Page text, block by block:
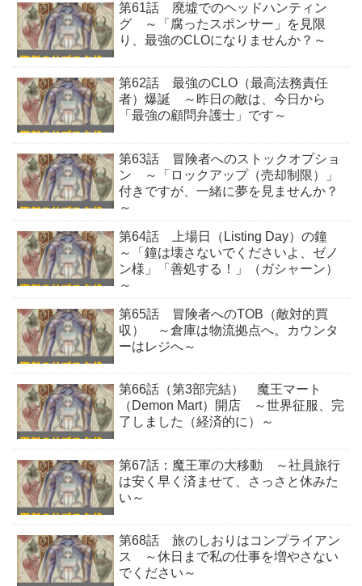
第61話 廃墟でのヘッドハンティン
グ ～「腐ったスポンサー」を見限
り、最強のCLOになりませんか？～
第62話 最強のCLO（最高法務責任
者）爆誕 ～昨日の敵は、今日から
「最強の顧問弁護士」です～
第63話 冒険者へのストックオプショ
ン ～「ロックアップ（売却制限）」
付きですが、一緒に夢を見ませんか？
～
第64話 上場日（Listing Day）の鐘
～「鐘は壊さないでくださいよ、ゼノ
ン様」「善処する！」（ガシャーン）
～
第65話 冒険者へのTOB（敵対的買
収） ～倉庫は物流拠点へ。カウンタ
ーはレジへ～
第66話（第3部完結） 魔王マート
（Demon Mart）開店 ～世界征服、完
了しました（経済的に）～
第67話：魔王軍の大移動 ～社員旅行
は安く早く済ませて、さっさと休みた
い～
第68話 旅のしおりはコンプライアン
ス ～休日まで私の仕事を増やさない
でください～